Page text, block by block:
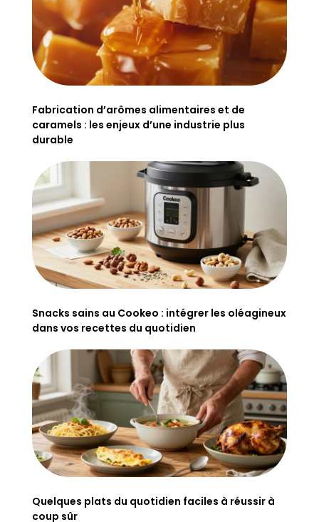
Fabrication d’arômes alimentaires et de
caramels : les enjeux d’une industrie plus
durable
Snacks sains au Cookeo : intégrer les oléagineux
dans vos recettes du quotidien
Quelques plats du quotidien faciles à réussir à
coup sûr